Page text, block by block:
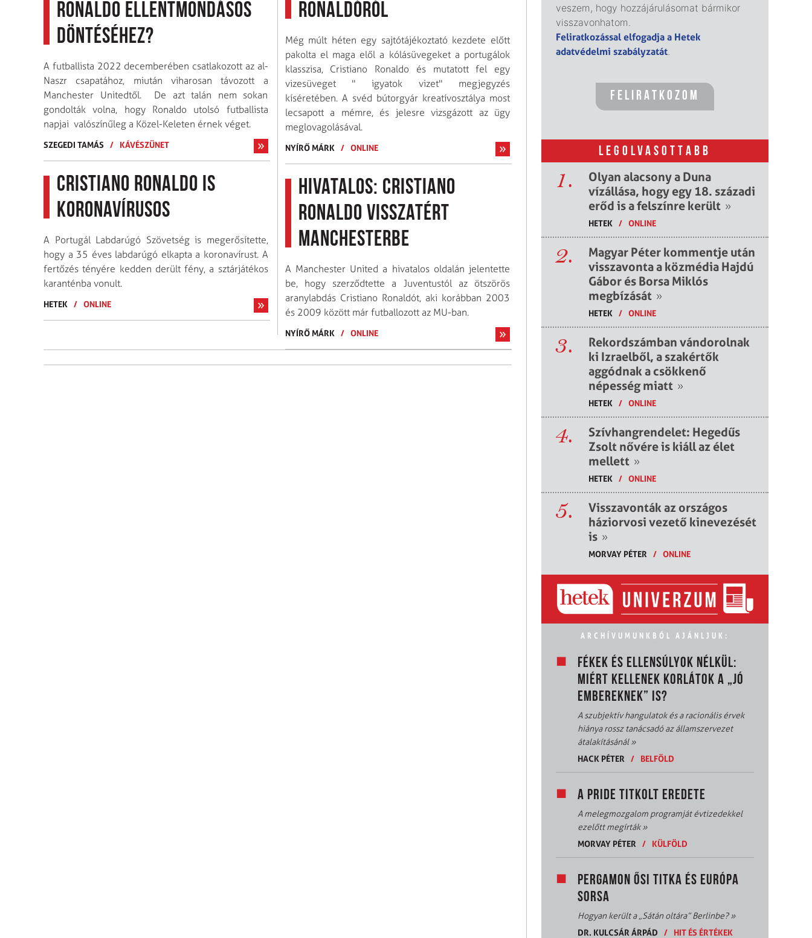
Ronaldo ellentmondásos
döntéséhez?
A futballista 2022 decemberében csatlakozott az al-
Naszr csapatához, miután viharosan távozott a
Manchester Unitedtől. De azt talán nem sokan
gondolták volna, hogy Ronaldo utolsó futballista
napjai valószínűleg a Közel-Keleten érnek véget.
SZEGEDI TAMÁS / KÁVÉSZÜNET
Cristiano Ronaldo is
koronavírusos
A Portugál Labdarúgó Szövetség is megerősítette,
hogy a 35 éves labdarúgó elkapta a koronavírust. A
fertőzés tényére kedden derült fény, a sztárjátékos
karanténba vonult.
HETEK / ONLINE
Ronaldóról
Még múlt héten egy sajtótájékoztató kezdete előtt
pakolta el maga elől a kólásüvegeket a portugálok
klasszisa, Cristiano Ronaldo és mutatott fel egy
vizesüveget " igyatok vizet" megjegyzés
kíséretében. A svéd bútorgyár kreatívosztálya most
lecsapott a mémre, és jelesre vizsgázott az ügy
meglovagolásával.
NYÍRŐ MÁRK / ONLINE
Hivatalos: Cristiano
Ronaldo visszatért
Manchesterbe
A Manchester United a hivatalos oldalán jelentette
be, hogy szerződtette a Juventustól az ötszörös
aranylabdás Cristiano Ronaldót, aki korábban 2003
és 2009 között már futballozott az MU-ban.
NYÍRŐ MÁRK / ONLINE
veszem, hogy hozzájárulásomat bármikor
visszavonhatom.
Feliratkozással elfogadja a Hetek
adatvédelmi szabályzatát
LEGOLVASOTTABB
1.
Olyan alacsony a Duna
vízállása, hogy egy 18. századi
erőd is a felszínre került »
HETEK / ONLINE
2.
Magyar Péter kommentje után
visszavonta a közmédia Hajdú
Gábor és Borsa Miklós
megbízását »
HETEK / ONLINE
3.
Rekordszámban vándorolnak
ki Izraelből, a szakértők
aggódnak a csökkenő
népesség miatt »
HETEK / ONLINE
4.
Szívhangrendelet: Hegedűs
Zsolt nővére is kiáll az élet
mellett »
HETEK / ONLINE
5.
Visszavonták az országos
háziorvosi vezető kinevezését
is »
MORVAY PÉTER / ONLINE
ARCHÍVUMUNKBÓL AJÁNLJUK:
FÉKEK ÉS ELLENSÚLYOK NÉLKÜL:
MIÉRT KELLENEK KORLÁTOK A „JÓ
EMBEREKNEK” IS?
A szubjektív hangulatok és a racionális érvek
hiánya rossz tanácsadó az államszervezet
átalakításánál»
HACK PÉTER
/ BELFÖLD
A PRIDE TITKOLT EREDETE
A melegmozgalom programját évtizedekkel
ezelőtt megírták»
MORVAY PÉTER
/ KÜLFÖLD
PERGAMON ŐSI TITKA ÉS EURÓPA
SORSA
Hogyan került a „Sátán oltára” Berlinbe?»
DR. KULCSÁR ÁRPÁD
/ HIT ÉS ÉRTÉKEK